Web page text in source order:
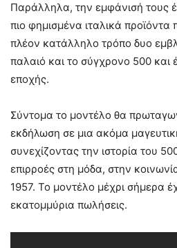
Παράλληλα, την εμφάνισή τους
πιο φημισμένα ιταλικά
πλέον κατάλληλο τρόπο δυο
παλαιό και το σύγχρονο 500 και
εποχής.
Σύντομα το μοντέλο θα
εκδήλωση σε μια ακόμα
συνεχίζοντας την ιστορία του
επιρροές στη μόδα, στην
1957. Το μοντέλο μέχρι σήμερα
εκατομμύρια πωλήσεις.